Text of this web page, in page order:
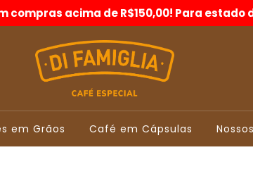
compras acima de R$150,00! Para estado
em Grãos Café em Cápsulas